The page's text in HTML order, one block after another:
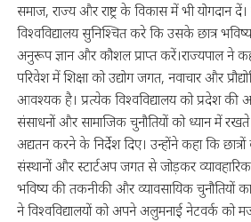
समाज, राज्य और राष्ट्र के विकास में भी योगदान
विश्वविद्यालय सुनिश्चित करे कि उसके छात्र
अनुरूप ज्ञान और कौशल प्राप्त करें।राज्यपाल ने
परिवेश में शिक्षा को उद्योग जगत, नवाचार और
आवश्यक है। प्रत्येक विश्वविद्यालय को प्रदेश
संसाधनों और सामाजिक चुनौतियों को ध्यान में
अद्यतन करने के निर्देश दिए। उन्होंने कहा कि छात्रों
संस्थानों और स्टार्टअप जगत से जोड़कर
भविष्य की तकनीकी और व्यावसायिक चुनौतियों
ने विश्वविद्यालयों को अपने अलुमनाई नेटवर्क को